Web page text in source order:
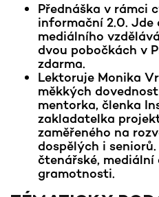
Přednáška v rámci
informační 2.0. Jde
mediálního
dvou pobočkách v
zdarma.
Lektoruje Monika
měkkých
mentorka, členka
zakladatelka
zaměřeného na
dospělých i
čtenářské, mediální
gramotnosti.